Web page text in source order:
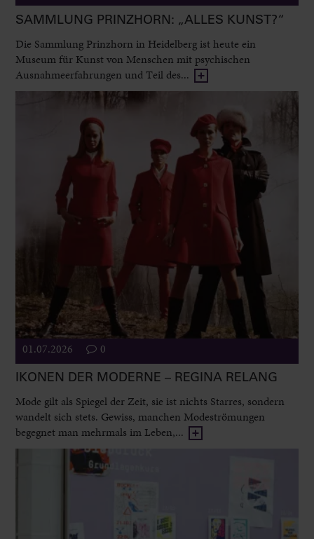
SAMMLUNG PRINZHORN: „ALLES KUNST?“
Die Sammlung Prinzhorn in Heidelberg ist heute ein
Museum für Kunst von Menschen mit psychischen
Ausnahmeerfahrungen und Teil des...
01.07.2026 0
IKONEN DER MODERNE – REGINA RELANG
Mode gilt als Spiegel der Zeit, sie ist nichts Starres, sondern
wandelt sich stets. Gewiss, manchen Modeströmungen
begegnet man mehrmals im Leben,...